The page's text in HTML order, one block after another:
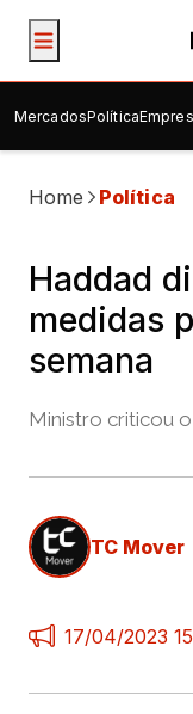
MercadosPolítica
Home Política
Haddad
medidas
semana
Ministro criticou
TC Mover
17/04/2023